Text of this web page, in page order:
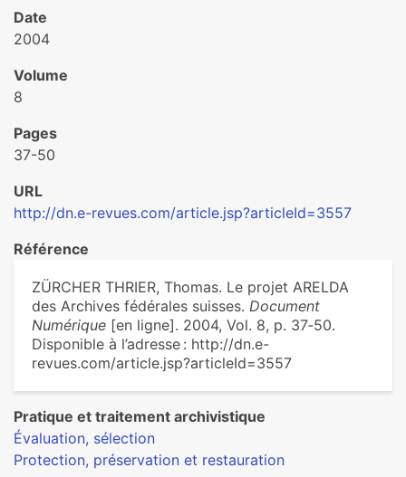
Date
2004
Volume
8
Pages
37-50
URL
http://dn.e-revues.com/article.jsp?articleId=3557
Référence
ZÜRCHER THRIER, Thomas. Le projet ARELDA
des Archives fédérales suisses. Document
Numérique [en ligne]. 2004, Vol. 8, p. 37‑50.
Disponible à l’adresse : http://dn.e-
revues.com/article.jsp?articleId=3557
Pratique et traitement archivistique
Évaluation, sélection
Protection, préservation et restauration